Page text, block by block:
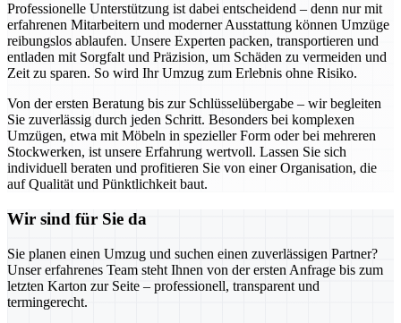
Professionelle Unterstützung ist dabei entscheidend – denn nur mit
erfahrenen Mitarbeitern und moderner Ausstattung können Umzüge
reibungslos ablaufen. Unsere Experten packen, transportieren und
entladen mit Sorgfalt und Präzision, um Schäden zu vermeiden und
Zeit zu sparen. So wird Ihr Umzug zum Erlebnis ohne Risiko.
Von der ersten Beratung bis zur Schlüsselübergabe – wir begleiten
Sie zuverlässig durch jeden Schritt. Besonders bei komplexen
Umzügen, etwa mit Möbeln in spezieller Form oder bei mehreren
Stockwerken, ist unsere Erfahrung wertvoll. Lassen Sie sich
individuell beraten und profitieren Sie von einer Organisation, die
auf Qualität und Pünktlichkeit baut.
Wir sind für Sie da
Sie planen einen Umzug und suchen einen zuverlässigen Partner?
Unser erfahrenes Team steht Ihnen von der ersten Anfrage bis zum
letzten Karton zur Seite – professionell, transparent und
termingerecht.